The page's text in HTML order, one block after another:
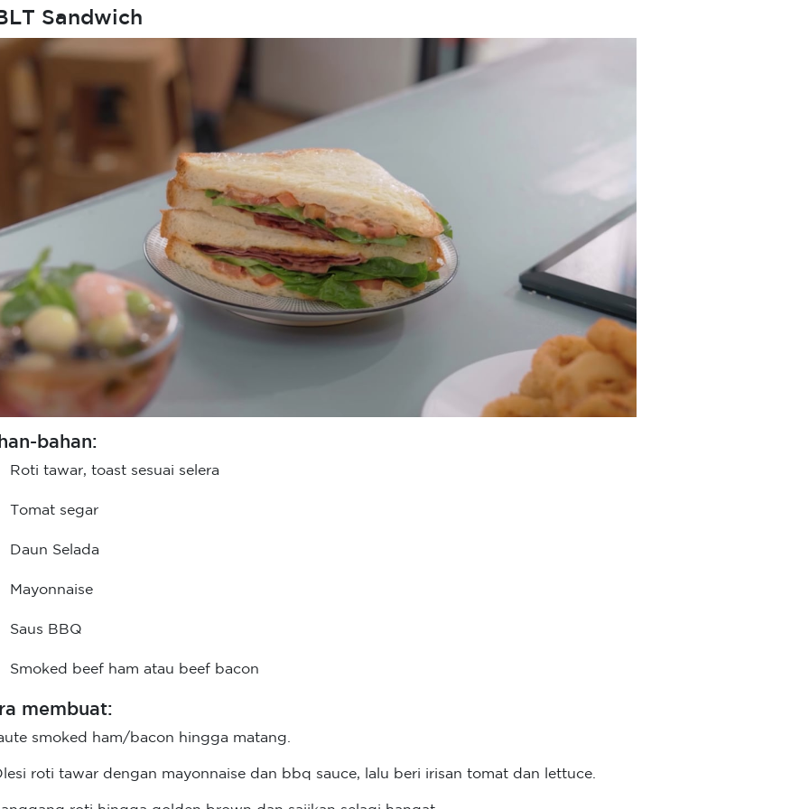
Sandwich
bahan:
Roti tawar, toast sesuai selera
Tomat segar
Daun Selada
Mayonnaise
Saus BBQ
Smoked beef ham atau beef bacon
membuat:
smoked ham/bacon hingga matang.
roti tawar dengan mayonnaise dan bbq sauce, lalu beri irisan tomat dan lettuce.